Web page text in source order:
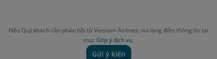
Nếu Quý khách cần phản hồi từ Vietnam Airlines, vui lòng điền thông tin tại
mục Góp ý dịch vụ.
Gửi ý kiến